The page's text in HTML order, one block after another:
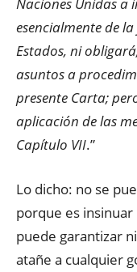
esencialmente de
Estados, ni
asuntos a
presente Carta;
aplicación de las
Capítulo VII.”
Lo dicho: no se
porque es
puede garantizar
atañe a cualquier